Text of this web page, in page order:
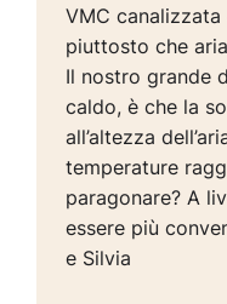
VMC canalizzata
piuttosto che
Il nostro grande
caldo, è che la
all’altezza
temperature
paragonare? A
essere più
e Silvia